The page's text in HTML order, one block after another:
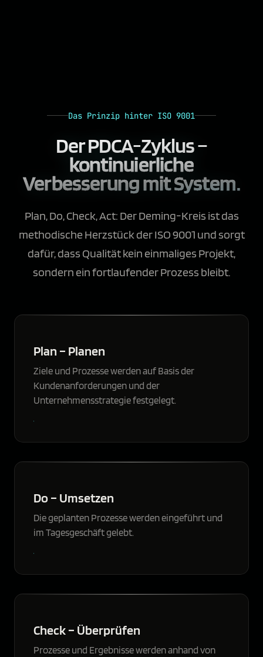
Das Prinzip hinter ISO 9001
Der PDCA-Zyklus –
kontinuierliche
Verbesserung mit System.
Plan, Do, Check, Act: Der Deming-Kreis ist das
methodische Herzstück der ISO 9001 und sorgt
dafür, dass Qualität kein einmaliges Projekt,
sondern ein fortlaufender Prozess bleibt.
Plan – Planen
Ziele und Prozesse werden auf Basis der
Kundenanforderungen und der
Unternehmensstrategie festgelegt.
Do – Umsetzen
Die geplanten Prozesse werden eingeführt und
im Tagesgeschäft gelebt.
Check – Überprüfen
Prozesse und Ergebnisse werden anhand von